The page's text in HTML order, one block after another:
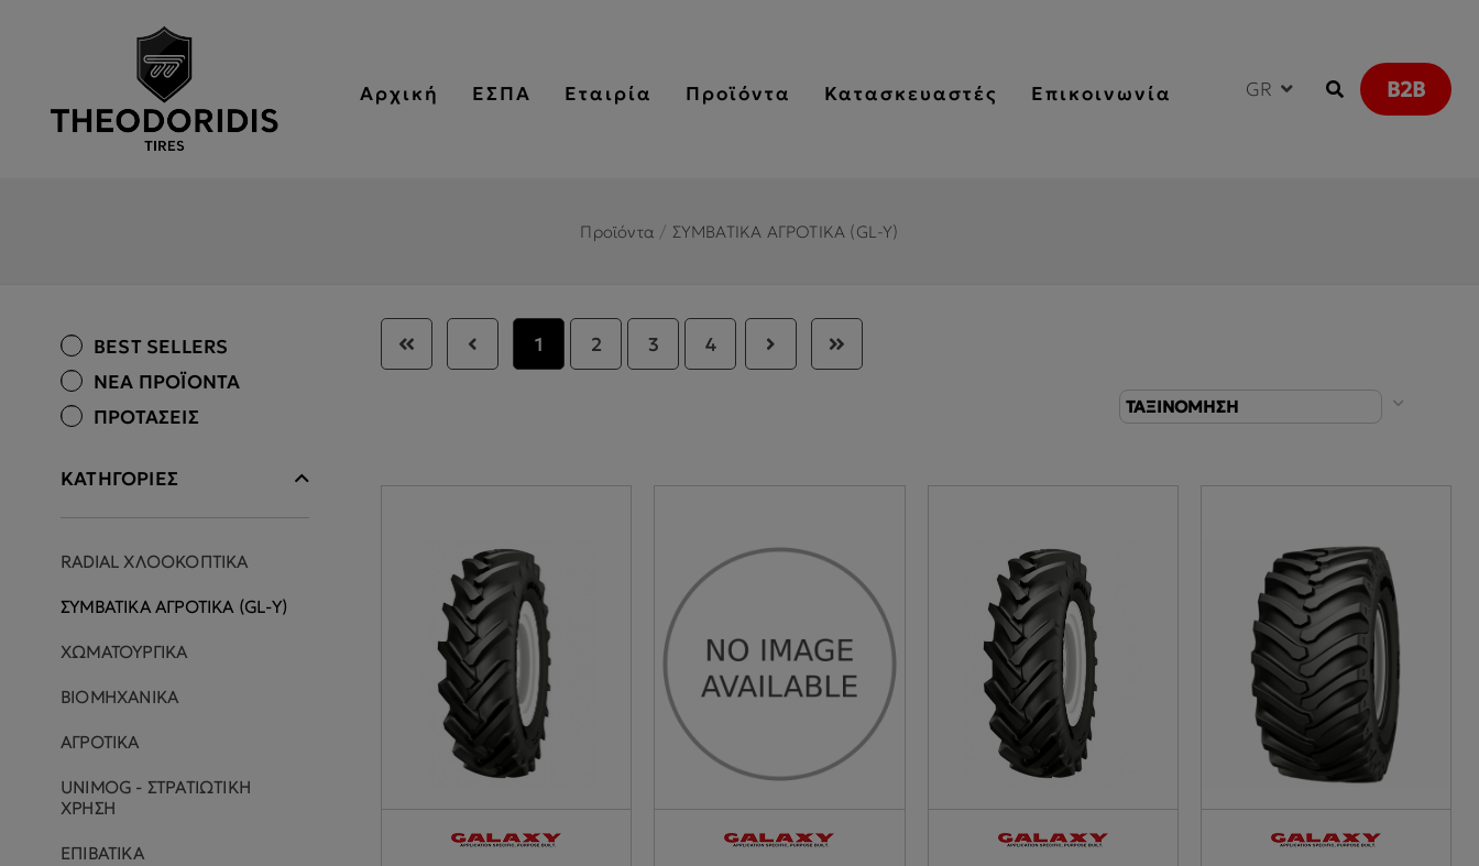
Αρχική ΕΣΠΑ Εταιρία Προϊόντα Κατασκευαστές Επικοινωνία GR B2B
Προϊόντα / ΣΥΜΒΑΤΙΚΑ ΑΓΡΟΤΙΚΑ (GL-Y)
BEST SELLERS
ΝΕΑ ΠΡΟΪΟΝΤΑ
ΠΡΟΤΑΣΕΙΣ
ΚΑΤΗΓΟΡΙΕΣ
RADIAL ΧΛΟΟΚΟΠΤΙΚΑ
ΣΥΜΒΑΤΙΚΑ ΑΓΡΟΤΙΚΑ (GL-Y)
ΧΩΜΑΤΟΥΡΓΙΚΑ
ΒΙΟΜΗΧΑΝΙΚΑ
ΑΓΡΟΤΙΚΑ
UNIMOG - ΣΤΡΑΤΙΩΤΙΚΗ
ΧΡΗΣΗ
ΕΠΙΒΑΤΙΚΑ
1 2 3 4
ΤΑΞΙΝΟΜΗΣΗ